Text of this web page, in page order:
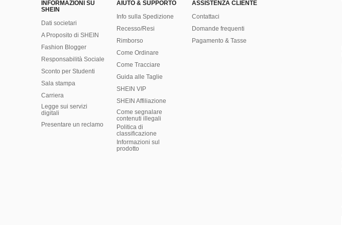
INFORMAZIONI SU
SHEIN
Dati societari
A Proposito di SHEIN
Fashion Blogger
Responsabilità Sociale
Sconto per Studenti
Sala stampa
Carriera
Legge sui servizi
digitali
Presentare un reclamo
AIUTO & SUPPORTO
Info sulla Spedizione
Recesso/Resi
Rimborso
Come Ordinare
Come Tracciare
Guida alle Taglie
SHEIN VIP
SHEIN Affiliazione
Come segnalare
contenuti illegali
Politica di
classificazione
​Informazioni sul
prodotto
ASSISTENZA CLIENTE
Contattaci
Domande frequenti
Pagamento & Tasse